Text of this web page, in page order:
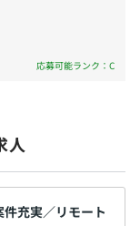
ランへの加入、
す。
応募可能ランク：C
人
件充実／リモート